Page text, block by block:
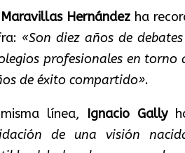
Maravillas Hernández ha
«Son diez años de
profesionales en torno
de éxito compartido».
línea, Ignacio Gally
de una visión